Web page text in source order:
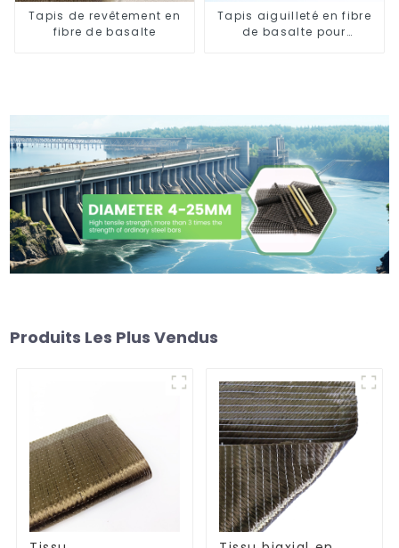
Tapis de revêtement en
fibre de basalte
Tapis aiguilleté en fibre
de basalte pour
Produits Les Plus Vendus